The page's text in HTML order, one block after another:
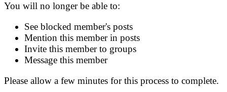
You will no longer be able to:
See blocked member's posts
Mention this member in posts
Invite this member to groups
Message this member
Please allow a few minutes for this process to complete.